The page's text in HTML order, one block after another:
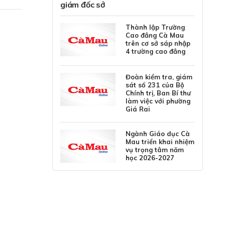
giám đốc sở
Thành lập Trường
Cao đẳng Cà Mau
trên cơ sở sáp nhập
4 trường cao đẳng
Đoàn kiểm tra, giám
sát số 231 của Bộ
Chính trị, Ban Bí thư
làm việc với phường
Giá Rai
Ngành Giáo dục Cà
Mau triển khai nhiệm
vụ trọng tâm năm
học 2026-2027